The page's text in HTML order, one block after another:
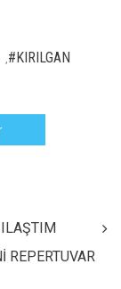
#KIRILGAN
REPERTUVAR